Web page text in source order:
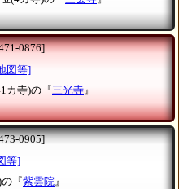
0876]
図等]
カ寺)の『三光寺』
0905]
等]
『紫雲院』